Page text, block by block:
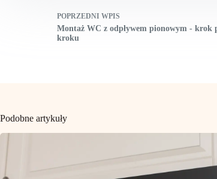
POPRZEDNI WPIS
Montaż WC z odpływem pionowym - krok
kroku
Podobne artykuły